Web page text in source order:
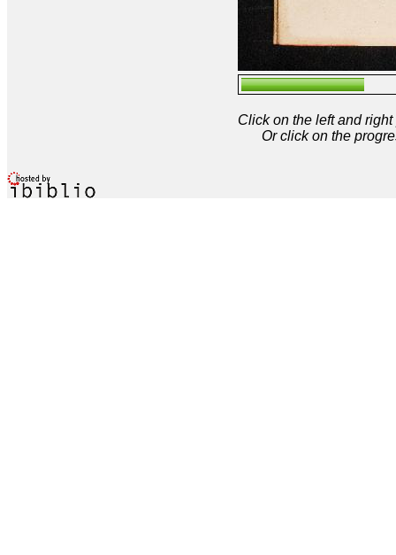
Click on the left and
Or click on the